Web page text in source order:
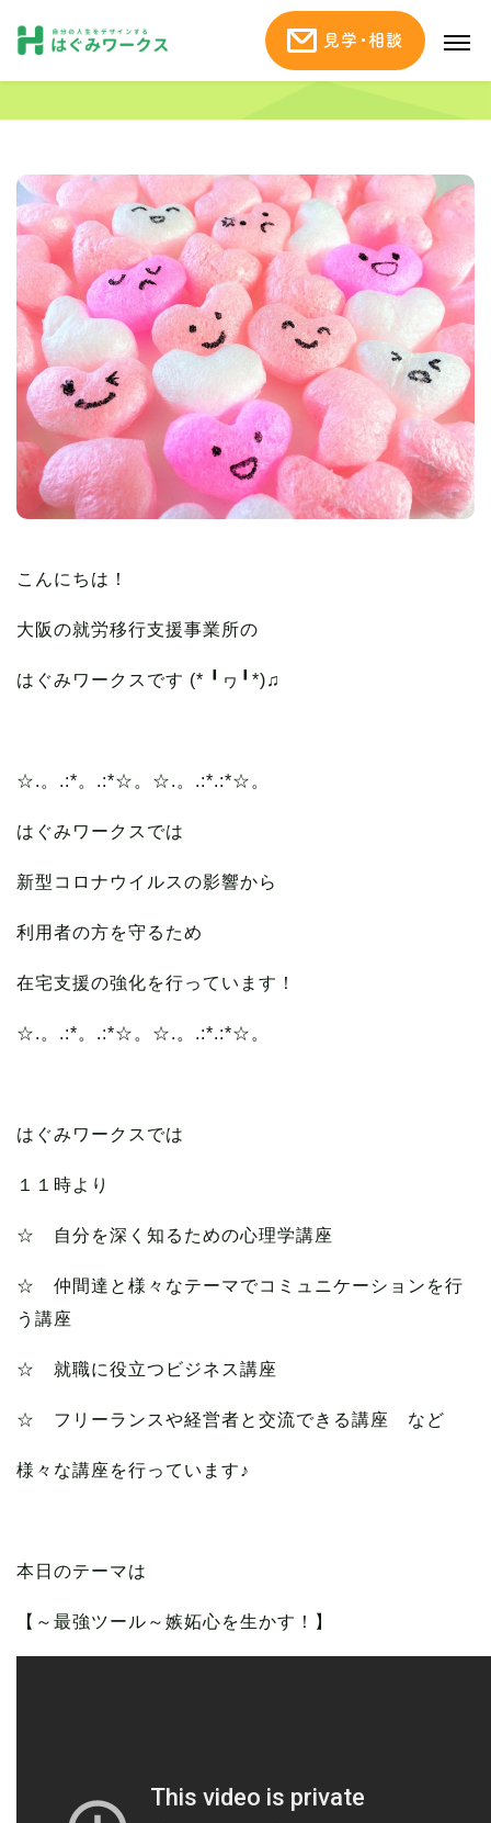
見学・相談
嫉妬が役に立つ？！
こんにちは！
大阪の就労移行支援事業所の
はぐみワークスです (* ╹ヮ╹*)♫
☆.。.:*。.:*☆。☆.。.:*.:*☆。
はぐみワークスでは
新型コロナウイルスの影響から
利用者の方を守るため
在宅支援の強化を行っています！
☆.。.:*。.:*☆。☆.。.:*.:*☆。
はぐみワークスでは
１１時より
☆ 自分を深く知るための心理学講座
☆ 仲間達と様々なテーマでコミュニケーションを行
う講座
☆ 就職に役立つビジネス講座
☆ フリーランスや経営者と交流できる講座 など
様々な講座を行っています♪
本日のテーマは
【～最強ツール～嫉妬心を生かす！】